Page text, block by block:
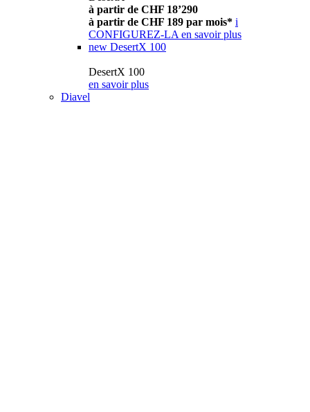
à partir de CHF 18’290
à partir de CHF 189 par mois* i
CONFIGUREZ-LA en savoir plus
new DesertX 100
DesertX 100
en savoir plus
Diavel